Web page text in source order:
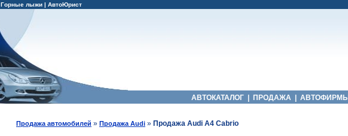
Горные лыжи | АвтоЮрист
АВТОКАТАЛОГ ПРОДАЖА АВТОФИРМЫ
Продажа автомобилей » Продажа Audi » Продажа Audi A4 Cabrio